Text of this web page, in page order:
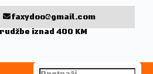
faxydoo@gmail.com
iznad 400 KM